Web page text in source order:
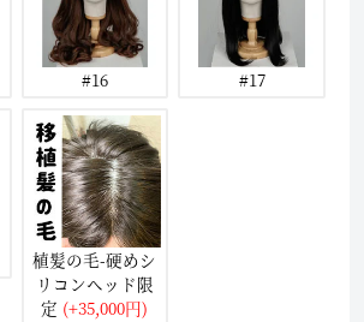
#16 #17
植髪の毛-硬めシ
リコンヘッド限
定 (+35,000円)